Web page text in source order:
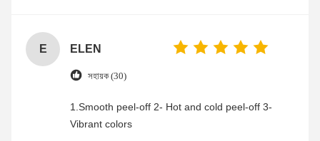
E ELEN
সহায়ক (30)
1.Smooth peel-off 2- Hot and cold peel-off 3-
Vibrant colors